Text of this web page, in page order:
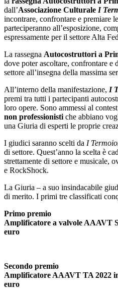
dall’Associazione Culturale I
incontrare, confrontare e premiare
parteciperanno all’esposizione,
espressamente per il settore Alta
La rassegna Autocostruttori a
dove poter ascoltare, confrontare e
settore all’insegna della massima
All’interno della manifestazione, I
premi tra tutti i partecipanti
loro opere. Sono ammessi al
non professionisti che abbiano
una Giuria di esperti le proprie
I giudici saranno scelti da I
di settore. Quest’anno la scelta è
strettamente di settore e musicale,
e RockShock.
La Giuria – a suo insindacabile
di merito. I primi tre classificati
Primo premio
Amplificatore a valvole AAAVT
euro
Secondo premio
Amplificatore AAAVT TA 2022
euro